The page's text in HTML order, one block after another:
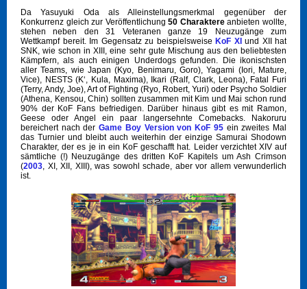
Da Yasuyuki Oda als Alleinstellungsmerkmal gegenüber der
Konkurrenz gleich zur Veröffentlichung50 Charaktereanbieten wollte,
stehen neben den 31 Veteranen ganze 19 Neuzugänge zum
Wettkampf bereit. Im Gegensatz zu beispielsweise KoF XI und XII hat
SNK, wie schon in XIII, eine sehr gute Mischung aus den beliebtesten
Kämpfern, als auch einigen Underdogs gefunden. Die ikonischsten
aller Teams, wie Japan (Kyo, Benimaru, Goro), Yagami (Iori, Mature,
Vice), NESTS (K‘, Kula, Maxima), Ikari (Ralf, Clark, Leona), Fatal Furi
(Terry, Andy, Joe), Art of Fighting (Ryo, Robert, Yuri) oder Psycho Soldier
(Athena, Kensou, Chin) sollten zusammen mit Kim und Mai schon rund
90% der KoF Fans befriedigen. Darüber hinaus gibt es mit Ramon,
Geese oder Angel ein paar langersehnte Comebacks. Nakoruru
bereichert nach derGame Boy Version von KoF 95ein zweites Mal
das Turnier und bleibt auch weiterhin der einzige Samurai Shodown
Charakter, der es je in ein KoF geschafft hat. Leider verzichtet XIV auf
sämtliche (!) Neuzugänge des dritten KoF Kapitels um Ash Crimson
(2003, XI, XII, XIII), was sowohl schade, aber vor allem verwunderlich
ist.